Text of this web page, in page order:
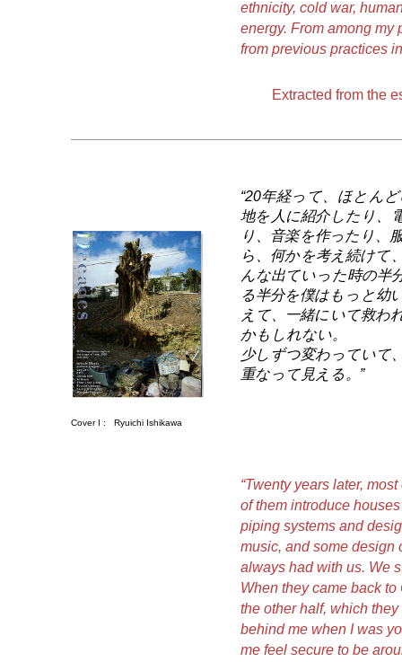
ethnicity, cold war,
energy. From among my
from previous practices
Extracted from the
Cover I : Ryuichi Ishikawa
“20年経って、ほとん
地を人に紹介したり、
り、音楽を作ったり、
ら、何かを考え続けて
んな出ていった時の半
る半分を僕はもっと幼
えて、一緒にいて救わ
かもしれない。
少しずつ変わっていて
重なって見える。”
“Twenty years later,
of them introduce
piping systems and
music, and some design
always had with us. We
When they came back
the other half, which
behind me when I was
me feel secure to be